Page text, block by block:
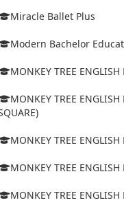
Miracle Ballet Plus
Modern Bachelor
MONKEY TREE
MONKEY TREE ENGLISH
MONKEY TREE
MONKEY TREE
MONKEY TREE